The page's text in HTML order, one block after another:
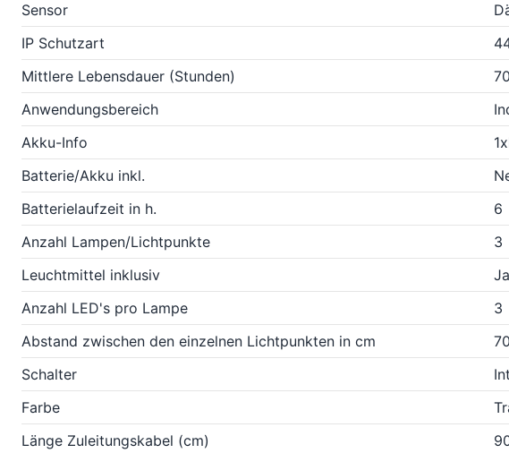
Sensor
IP Schutzart
Mittlere Lebensdauer (Stunden)
Anwendungsbereich
Akku-Info
Batterie/Akku inkl.
Batterielaufzeit in h.
6
Anzahl Lampen/Lichtpunkte
3
Leuchtmittel inklusiv
Ja
Anzahl LED's pro Lampe
3
Abstand zwischen den einzelnen Lichtpunkten in cm
Schalter
Farbe
Länge Zuleitungskabel (cm)